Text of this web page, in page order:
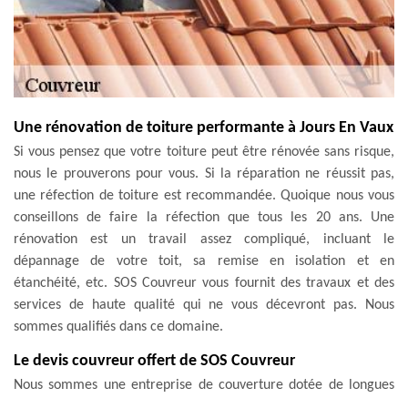
Une rénovation de toiture performante à Jours En Vaux
Si vous pensez que votre toiture peut être rénovée sans risque,
nous le prouverons pour vous. Si la réparation ne réussit pas,
une réfection de toiture est recommandée. Quoique nous vous
conseillons de faire la réfection que tous les 20 ans. Une
rénovation est un travail assez compliqué, incluant le
dépannage de votre toit, sa remise en isolation et en
étanchéité, etc. SOS Couvreur vous fournit des travaux et des
services de haute qualité qui ne vous décevront pas. Nous
sommes qualifiés dans ce domaine.
Le devis couvreur offert de SOS Couvreur
Nous sommes une entreprise de couverture dotée de longues